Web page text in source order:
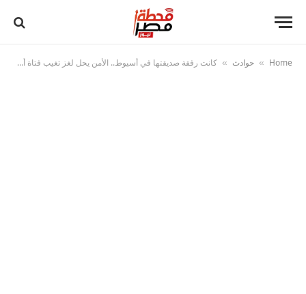
Home
» حوادث » كانت رفقة صديقتها في أسيوط.. الأمن يحل لغز تغيب فتاة أسوان بعد خلافات مع أسرتها